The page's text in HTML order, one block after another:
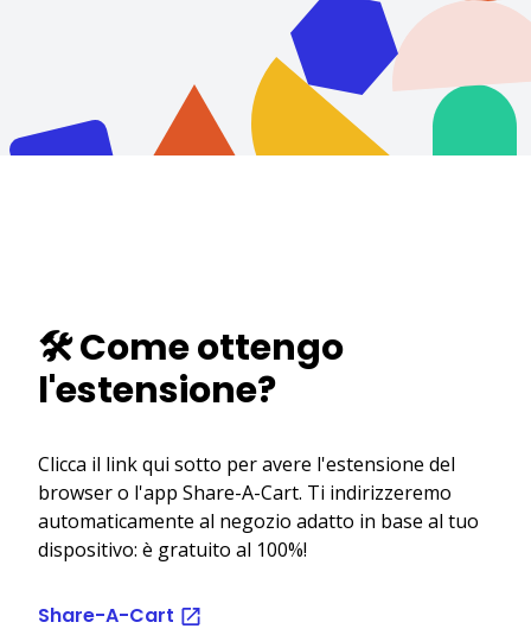
🛠️ Come ottengo
l'estensione?
Clicca il link qui sotto per avere l'estensione del
browser o l'app Share-A-Cart. Ti indirizzeremo
automaticamente al negozio adatto in base al tuo
dispositivo: è gratuito al 100%!
Share-A-Cart